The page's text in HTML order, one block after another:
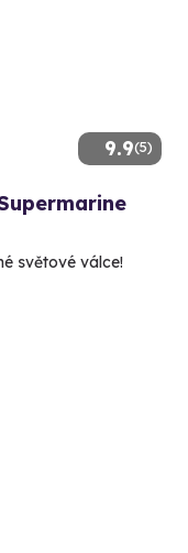
9.9(5)
světové válce!